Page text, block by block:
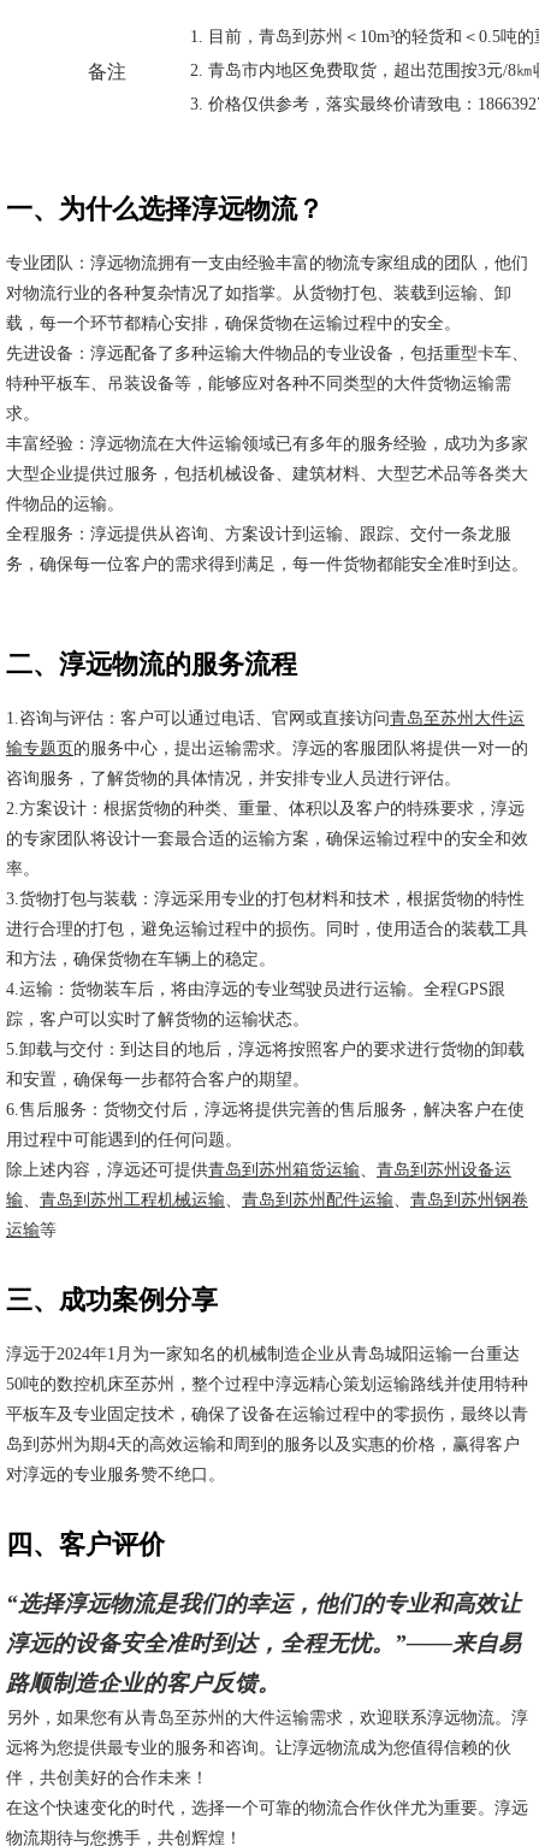
备注
目前，青岛到苏州＜10m³的轻货和＜0.5吨
青岛市内地区免费取货，超出范围按3元/8㎞
价格仅供参考，落实最终价请致电：
一、为什么选择淳远物流？
专业团队：淳远物流拥有一支由经验丰富的物流专家组成的团队，他们
对物流行业的各种复杂情况了如指掌。从货物打包、装载到运输、卸
载，每一个环节都精心安排，确保货物在运输过程中的安全。
先进设备：淳远配备了多种运输大件物品的专业设备，包括重型卡车、
特种平板车、吊装设备等，能够应对各种不同类型的大件货物运输需
求。
丰富经验：淳远物流在大件运输领域已有多年的服务经验，成功为多家
大型企业提供过服务，包括机械设备、建筑材料、大型艺术品等各类大
件物品的运输。
全程服务：淳远提供从咨询、方案设计到运输、跟踪、交付一条龙服
务，确保每一位客户的需求得到满足，每一件货物都能安全准时到达。
二、淳远物流的服务流程
1.咨询与评估：客户可以通过电话、官网或直接访问青岛至苏州大件运
输专题页的服务中心，提出运输需求。淳远的客服团队将提供一对一的
咨询服务，了解货物的具体情况，并安排专业人员进行评估。
2.方案设计：根据货物的种类、重量、体积以及客户的特殊要求，淳远
的专家团队将设计一套最合适的运输方案，确保运输过程中的安全和效
率。
3.货物打包与装载：淳远采用专业的打包材料和技术，根据货物的特性
进行合理的打包，避免运输过程中的损伤。同时，使用适合的装载工具
和方法，确保货物在车辆上的稳定。
4.运输：货物装车后，将由淳远的专业驾驶员进行运输。全程GPS跟
踪，客户可以实时了解货物的运输状态。
5.卸载与交付：到达目的地后，淳远将按照客户的要求进行货物的卸载
和安置，确保每一步都符合客户的期望。
6.售后服务：货物交付后，淳远将提供完善的售后服务，解决客户在使
用过程中可能遇到的任何问题。
除上述内容，淳远还可提供青岛到苏州箱货运输、 青岛到苏州设备运
输、 青岛到苏州工程机械运输、 青岛到苏州配件运输、 青岛到苏州钢卷
运输等
三、成功案例分享
淳远于2024年1月为一家知名的机械制造企业从青岛城阳运输一台重达
50吨的数控机床至苏州，整个过程中淳远精心策划运输路线并使用特种
平板车及专业固定技术，确保了设备在运输过程中的零损伤，最终以青
岛到苏州为期4天的高效运输和周到的服务以及实惠的价格，赢得客户
对淳远的专业服务赞不绝口。
四、客户评价
“选择淳远物流是我们的幸运，他们的专业和高效让
淳远的设备安全准时到达，全程无忧。”——来自易
路顺制造企业的客户反馈。
另外，如果您有从青岛至苏州的大件运输需求，欢迎联系淳远物流。淳
远将为您提供最专业的服务和咨询。让淳远物流成为您值得信赖的伙
伴，共创美好的合作未来！
在这个快速变化的时代，选择一个可靠的物流合作伙伴尤为重要。淳远
物流期待与您携手，共创辉煌！